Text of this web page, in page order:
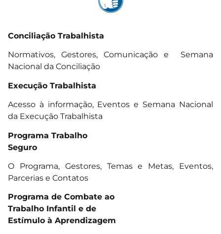
Conciliação Trabalhista
Normativos, Gestores, Comunicação e Semana
Nacional da Conciliação
Execução Trabalhista
Acesso à informação, Eventos e Semana Nacional
da Execução Trabalhista
Programa Trabalho
Seguro
O Programa, Gestores, Temas e Metas, Eventos,
Parcerias e Contatos
Programa de Combate ao
Trabalho Infantil e de
Estímulo à Aprendizagem